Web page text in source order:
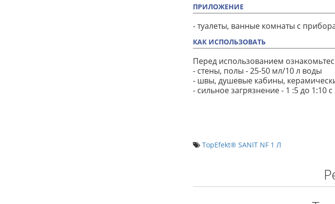
ПРИЛОЖЕНИЕ
- туалеты, ванные комнаты с
КАК ИСПОЛЬЗОВАТЬ
Перед использованием
- стены, полы - 25-50 мл/10 л воды
- швы, душевые кабины,
- сильное загрязнение - 1 :5 до 1:10
TopEfekt® SANIT NF 1 Л